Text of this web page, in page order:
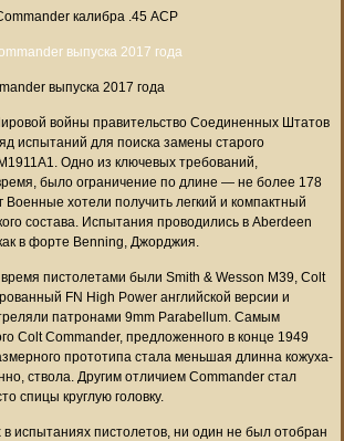
калибра .45 ACP
выпуска 2017 года
войны правительство Соединенных Штатов
испытаний для поиска замены старого
Одно из ключевых требований,
было ограничение по длине — не более 178
хотели получить легкий и компактный
состава. Испытания проводились в Aberdeen
в форте Benning, Джорджия.
пистолетами были Smith & Wesson M39, Colt
FN High Power английской версии и
патронами 9mm Parabellum. Самым
Colt Commander, предложенного в конце 1949
прототипа стала меньшая длинна кожуха-
ствола. Другим отличием Commander стал
спицы круглую головку.
в испытаниях пистолетов, ни один не был отобран